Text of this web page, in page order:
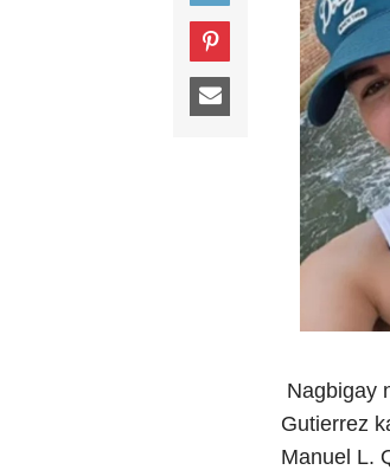
Nagbigay
Gutierrez
Manuel L.